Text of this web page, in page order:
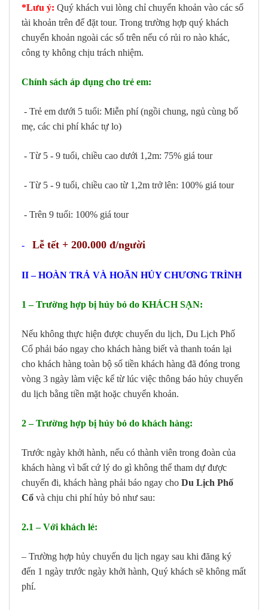
*Lưu ý: Quý khách vui lòng chỉ chuyển khoản vào các số
tài khoản trên để đặt tour. Trong trường hợp quý khách
chuyển khoản ngoài các số trên nếu có rủi ro nào khác,
công ty không chịu trách nhiệm.
Chính sách áp dụng cho trẻ em:
- Trẻ em dưới 5 tuổi: Miễn phí (ngồi chung, ngủ cùng bố
mẹ, các chi phí khác tự lo)
- Từ 5 - 9 tuổi, chiều cao dưới 1,2m: 75% giá tour
- Từ 5 - 9 tuổi, chiều cao từ 1,2m trở lên: 100% giá tour
- Trên 9 tuổi: 100% giá tour
- Lễ tết + 200.000 đ/người
II – HOÀN TRẢ VÀ HOÃN HỦY CHƯƠNG TRÌNH
1 – Trường hợp bị hủy bỏ do KHÁCH SẠN:
Nếu không thực hiện được chuyến du lịch, Du Lịch Phố
Cổ phải báo ngay cho khách hàng biết và thanh toán lại
cho khách hàng toàn bộ số tiền khách hàng đã đóng trong
vòng 3 ngày làm việc kể từ lúc việc thông báo hủy chuyến
du lịch bằng tiền mặt hoặc chuyển khoản.
2 – Trường hợp bị hủy bỏ do khách hàng:
Trước ngày khởi hành, nếu có thành viên trong đoàn của
khách hàng vì bất cứ lý do gì không thể tham dự được
chuyến đi, khách hàng phải báo ngay cho Du Lịch Phố
Cổ và chịu chi phí hủy bỏ như sau:
2.1 – Với khách lẻ:
– Trường hợp hủy chuyến du lịch ngay sau khi đăng ký
đến 1 ngày trước ngày khởi hành, Quý khách sẽ không mất
phí.